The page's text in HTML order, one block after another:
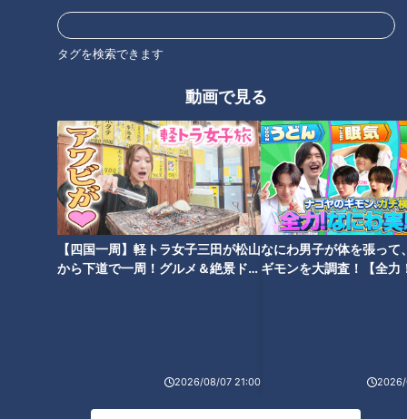
タグを検索できます
動画で見る
【四国一周】軽トラ女子三田が松山
から下道で一周！グルメ＆絶景ドラ
2026/08/07 21:00
なにわ男子が体を張って
ギモンを大調査！【全力
2026/
オススメ関連コンテンツ
毎日昼過ぎには完売！？子ども
にも人気の餡玉『上玉』の魅力
とは？名古屋市の老舗和菓子店
『不朽園』が作る愛されフード
名古屋の隠れた名物「皿台湾」
とは？駄菓子屋の令和版“たませ
ん”も！地元で人気の“愛されフ
ード”を調査
濃厚なのに後味サッパリ！？名
“極厚チャーシュー”に驚愕！愛